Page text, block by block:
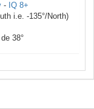
- IQ 8+
i.e. -135°/North)
38°